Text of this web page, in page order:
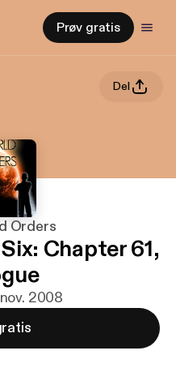
Prøv gratis
Del
Orders
Chapter 61,
2008